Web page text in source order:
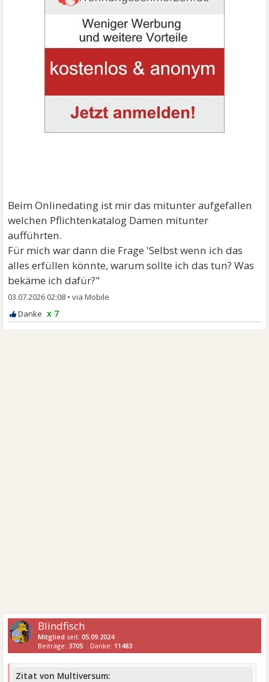
Beim Onlinedating ist mir das mitunter aufgefallen
welchen Pflichtenkatalog Damen mitunter
aufführten.
Für mich war dann die Frage 'Selbst wenn ich das
alles erfüllen könnte, warum sollte ich das tun? Was
bekäme ich dafür?"
03.07.2026 02:08 •
x 7
Blindfisch
Mitglied seit:05.09.2024
Beiträge:3705 Danke: 11483
Zitat von Multiversum: